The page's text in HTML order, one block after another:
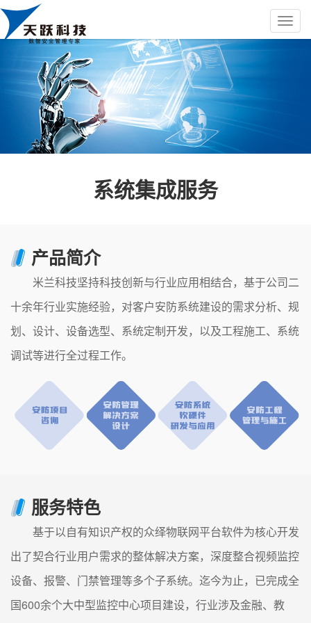
系统集成服务
产品简介
米兰科技坚持科技创新与行业应用相结合，基于公司二
十余年行业实施经验，对客户安防系统建设的需求分析、规
划、设计、设备选型、系统定制开发，以及工程施工、系统
调试等进行全过程工作。
服务特色
基于以自有知识产权的众绎物联网平台软件为核心开发
出了契合行业用户需求的整体解决方案，深度整合视频监控
设备、报警、门禁管理等多个子系统。迄今为止，已完成全
国600余个大中型监控中心项目建设，行业涉及金融、教